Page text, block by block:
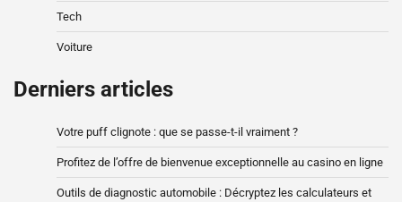
Tech
Voiture
Derniers articles
Votre puff clignote : que se passe-t-il vraiment ?
Profitez de l’offre de bienvenue exceptionnelle au casino en ligne
Outils de diagnostic automobile : Décryptez les calculateurs et